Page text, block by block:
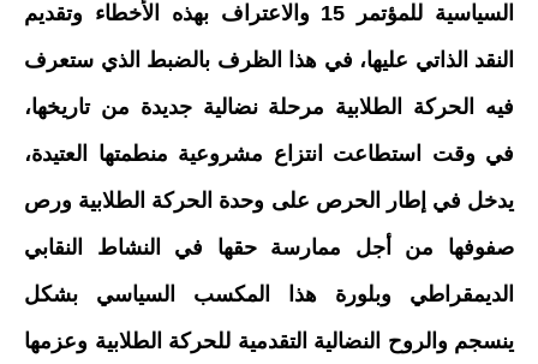
السياسية للمؤتمر 15 والاعتراف بهذه الأخطاء وتقديم
النقد الذاتي عليها، في هذا الظرف بالضبط الذي ستعرف
فيه الحركة الطلابية مرحلة نضالية جديدة من تاريخها،
في وقت استطاعت انتزاع مشروعية منطمتها العتيدة،
يدخل في إطار الحرص على وحدة الحركة الطلابية ورص
صفوفها من أجل ممارسة حقها في النشاط النقابي
الديمقراطي وبلورة هذا المكسب السياسي بشكل
ينسجم والروح النضالية التقدمية للحركة الطلابية وعزمها